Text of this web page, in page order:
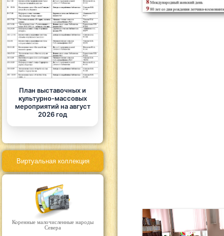
План выставочных и
культурно-массовых
мероприятий на август
2026 год
Виртуальная коллекция
Коренные малочисленные народы
Севера